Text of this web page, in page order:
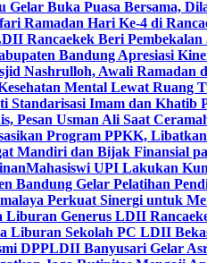
Buka Puasa Bersama,
Ramadan Hari Ke-4 di
Rancaekek Beri
Bandung Apresiasi
Nashrulloh, Awali Ramadan
Mental Lewat Ruang
Standarisasi Imam dan Khatib
Pesan Usman Ali Saat
Program PPKK,
Mandiri dan Bijak Finansial
Mahasiswi UPI Lakukan
Bandung Gelar Pelatihan
Perkuat Sinergi untuk
Liburan Generus LDII
Liburan Sekolah PC LDII
DPPLDII Banyusari Gelar